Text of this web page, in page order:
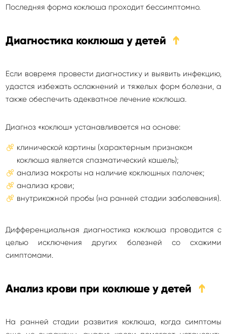
Последняя форма коклюша проходит бессимптомно.
Диагностика коклюша у детей ➔
Если вовремя провести диагностику и выявить инфекцию,
удастся избежать осложнений и тяжелых форм болезни, а
также обеспечить адекватное лечение коклюша.
Диагноз «коклюш» устанавливается на основе:
клинической картины (характерным признаком
коклюша является спазматический кашель);
анализа мокроты на наличие коклюшных палочек;
анализа крови;
внутрикожной пробы (на ранней стадии заболевания).
Дифференциальная диагностика коклюша проводится с
целью исключения других болезней со схожими
симптомами.
Анализ крови при коклюше у детей ➔
На ранней стадии развития коклюша, когда симптомы